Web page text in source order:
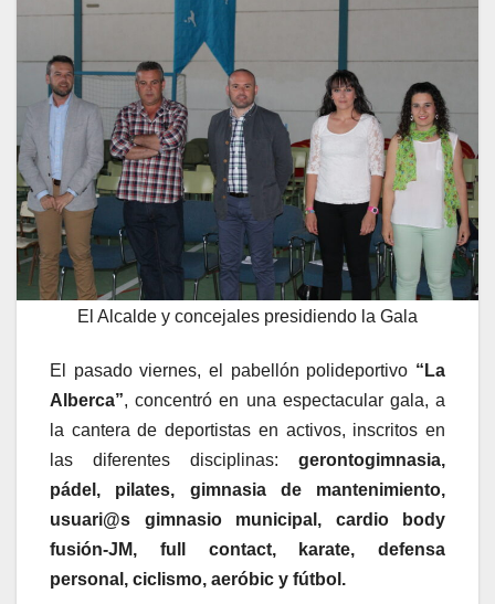
El Alcalde y concejales presidiendo la Gala
El pasado viernes, el pabellón polideportivo “La
Alberca”, concentró en una espectacular gala, a
la cantera de deportistas en activos, inscritos en
las diferentes disciplinas: gerontogimnasia,
pádel, pilates, gimnasia de mantenimiento,
usuari@s gimnasio municipal, cardio body
fusión-JM, full contact, karate, defensa
personal, ciclismo, aeróbic y fútbol.